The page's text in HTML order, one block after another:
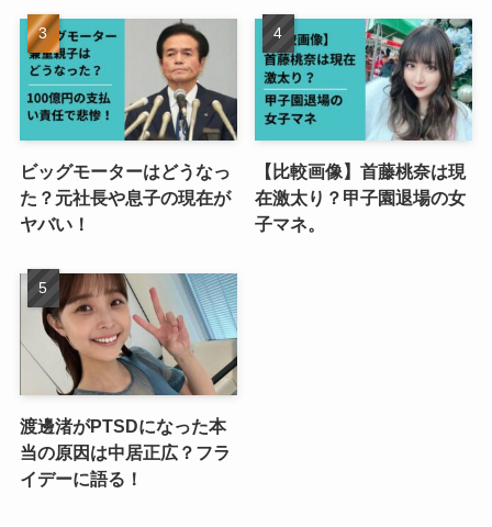
ビッグモーターはどうなっ
た？元社長や息子の現在が
ヤバい！
【比較画像】首藤桃奈は現
在激太り？甲子園退場の女
子マネ。
渡邊渚がPTSDになった本
当の原因は中居正広？フラ
イデーに語る！